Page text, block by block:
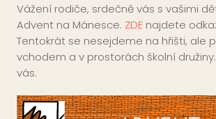
Vážení rodiče, srdečně vás s vašimi
Advent na Mánesce. ZDE najdete
Tentokrát se nesejdeme na hřišti, ale
vchodem a v prostorách školní
vás.